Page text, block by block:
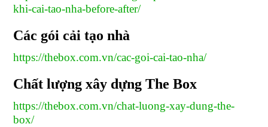
khi-cai-tao-nha-before-after/
Các gói cải tạo nhà
https://thebox.com.vn/cac-goi-cai-tao-nha/
Chất lượng xây dựng The Box
https://thebox.com.vn/chat-luong-xay-dung-the-
box/